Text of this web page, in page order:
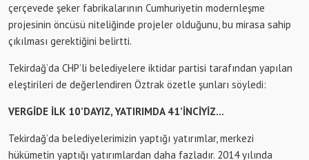
çerçevede şeker fabrikalarının Cumhuriyetin modernleşme
projesinin öncüsü niteliğinde projeler olduğunu, bu mirasa sahip
çıkılması gerektiğini belirtti.
Tekirdağ’da CHP’li belediyelere iktidar partisi tarafından yapılan
eleştirileri de değerlendiren Öztrak özetle şunları söyledi:
VERGİDE İLK 10’DAYIZ, YATIRIMDA 41’İNCİYİZ…
Tekirdağ’da belediyelerimizin yaptığı yatırımlar, merkezi
hükümetin yaptığı yatırımlardan daha fazladır. 2014 yılında